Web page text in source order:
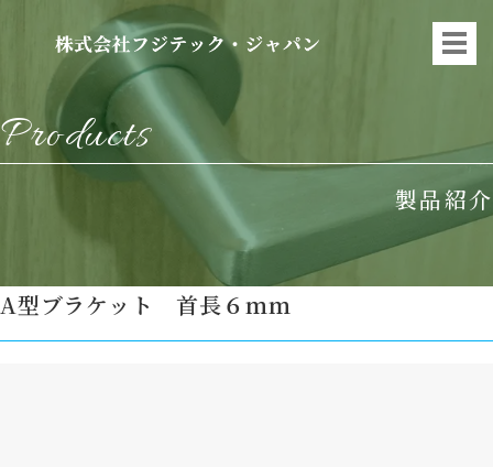
Products
製品紹介
A型ブラケット 首長６ｍｍ